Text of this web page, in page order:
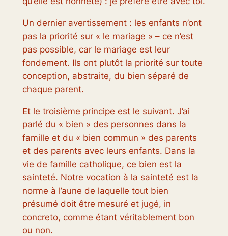
Un dernier avertissement : les enfants n’ont
pas la priorité sur « le mariage » – ce n’est
pas possible, car le mariage est leur
fondement. Ils ont plutôt la priorité sur toute
conception, abstraite, du bien séparé de
chaque parent.
Et le troisième principe est le suivant. J’ai
parlé du « bien » des personnes dans la
famille et du « bien commun » des parents
et des parents avec leurs enfants. Dans la
vie de famille catholique, ce bien est la
sainteté. Notre vocation à la sainteté est la
norme à l’aune de laquelle tout bien
présumé doit être mesuré et jugé, in
concreto, comme étant véritablement bon
ou non.